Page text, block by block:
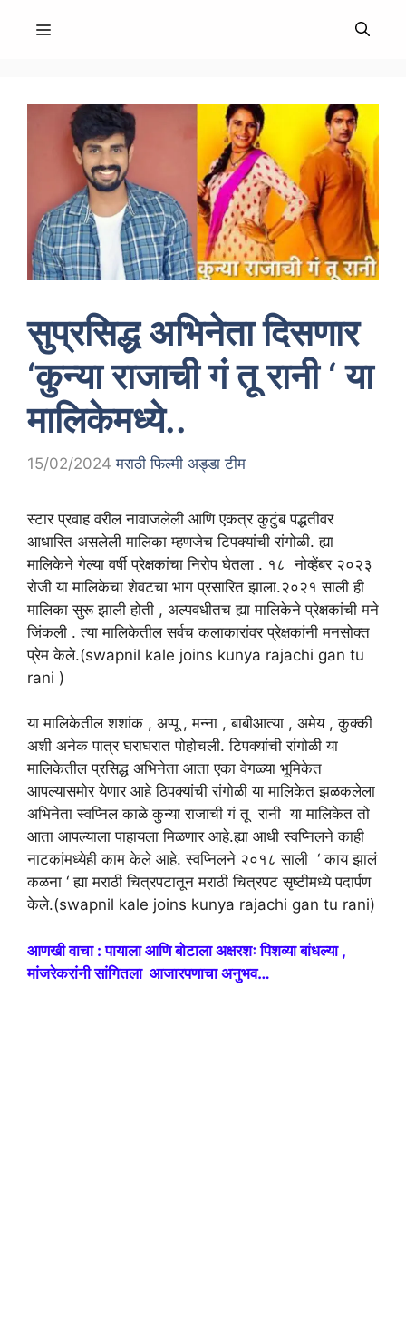
MENU
सुप्रसिद्ध अभिनेता दिसणार
‘कुन्या राजाची गं तू रानी ‘ या
मालिकेमध्ये..
15/02/2024 मराठी फिल्मी अड्डा टीम
स्टार प्रवाह वरील नावाजलेली आणि एकत्र कुटुंब पद्धतीवर
आधारित असलेली मालिका म्हणजेच टिपक्यांची रांगोळी. ह्या
मालिकेने गेल्या वर्षी प्रेक्षकांचा निरोप घेतला . १८ नोव्हेंबर २०२३
रोजी या मालिकेचा शेवटचा भाग प्रसारित झाला.२०२१ साली ही
मालिका सुरू झाली होती , अल्पवधीतच ह्या मालिकेने प्रेक्षकांची मने
जिंकली . त्या मालिकेतील सर्वच कलाकारांवर प्रेक्षकांनी मनसोक्त
प्रेम केले.(swapnil kale joins kunya rajachi gan tu
rani )
या मालिकेतील शशांक , अप्पू , मन्ना , बाबीआत्या , अमेय , कुक्की
अशी अनेक पात्र घराघरात पोहोचली. टिपक्यांची रांगोळी या
मालिकेतील प्रसिद्ध अभिनेता आता एका वेगळ्या भूमिकेत
आपल्यासमोर येणार आहे ठिपक्यांची रांगोळी या मालिकेत झळकलेला
अभिनेता स्वप्निल काळे कुन्या राजाची गं तू रानी या मालिकेत तो
आता आपल्याला पाहायला मिळणार आहे.ह्या आधी स्वप्निलने काही
नाटकांमध्येही काम केले आहे. स्वप्निलने २०१८ साली ‘ काय झालं
कळना ‘ ह्या मराठी चित्रपटातून मराठी चित्रपट सृष्टीमध्ये पदार्पण
केले.(swapnil kale joins kunya rajachi gan tu rani)
आणखी वाचा : पायाला आणि बोटाला अक्षरशः पिशव्या बांधल्या ,
मांजरेकरांनी सांगितला आजारपणाचा अनुभव…